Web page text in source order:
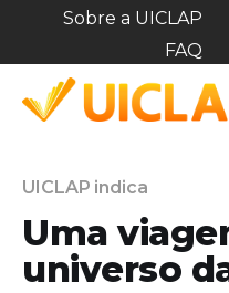
Sobre a UICLAP
FAQ
UICLAP indica
Uma
universo